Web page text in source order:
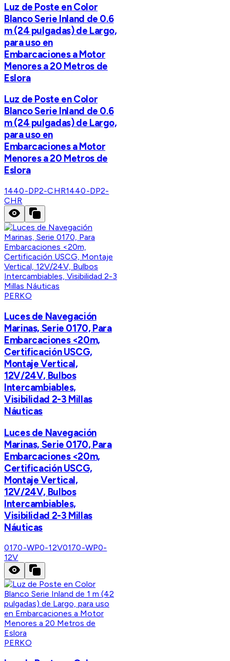
Luz de Poste en Color
Blanco Serie Inland de 0.6
m (24 pulgadas) de Largo,
para uso en
Embarcaciones a Motor
Menores a 20 Metros de
Eslora
Luz de Poste en Color
Blanco Serie Inland de 0.6
m (24 pulgadas) de Largo,
para uso en
Embarcaciones a Motor
Menores a 20 Metros de
Eslora
1440-DP2-CHR1440-DP2-
CHR
PERKO
Luces de Navegación
Marinas, Serie 0170, Para
Embarcaciones <20m,
Certificación USCG,
Montaje Vertical,
12V/24V, Bulbos
Intercambiables,
Visibilidad 2-3 Millas
Náuticas
Luces de Navegación
Marinas, Serie 0170, Para
Embarcaciones <20m,
Certificación USCG,
Montaje Vertical,
12V/24V, Bulbos
Intercambiables,
Visibilidad 2-3 Millas
Náuticas
0170-WP0-12V0170-WP0-
12V
PERKO